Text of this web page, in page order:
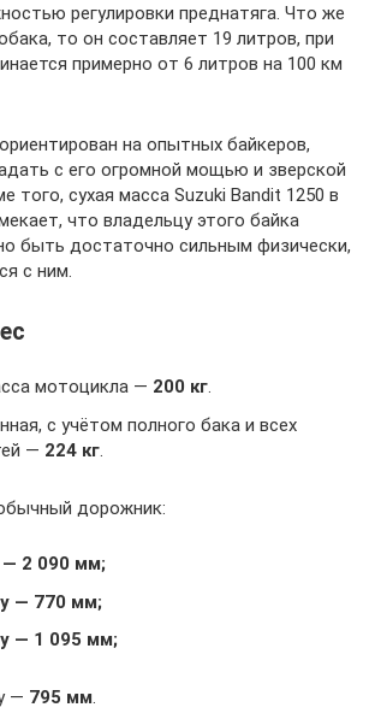
регулировки преднатяга. Что же
то он составляет 19 литров, при
примерно от 6 литров на 100 км
на опытных байкеров,
с его огромной мощью и зверской
того, сухая масса Suzuki Bandit 1250 в
что владельцу этого байка
быть достаточно сильным физически,
с ним.
мотоцикла — 200 кг.
с учётом полного бака и всех
— 224 кг.
дорожник:
— 2 090 мм;
— 770 мм;
— 1 095 мм;
— 795 мм.